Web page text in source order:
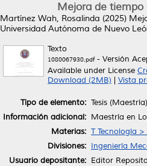
Mejora de
Martínez Wah, Rosalinda (2025)
Universidad Autónoma de Nuevo
Texto
1080067930.pdf- Versión
Available under License
Download (2MB)
Vista
Tipo de elemento: Tesis (Maestría)
Información adicional: Maestría en
Materias: T Tecnología
Divisiones: Ingeniería
Usuario depositante: Editor